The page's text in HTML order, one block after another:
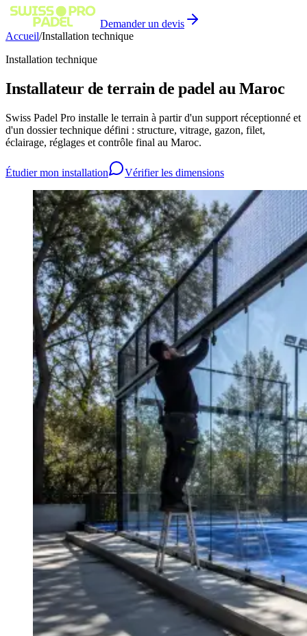
Demander un devis
Accueil/Installation technique
Installation technique
Installateur de terrain de padel au Maroc
Swiss Padel Pro installe le terrain à partir d'un support réceptionné et
d'un dossier technique défini : structure, vitrage, gazon, filet,
éclairage, réglages et contrôle final au Maroc.
Étudier mon installation Vérifier les dimensions